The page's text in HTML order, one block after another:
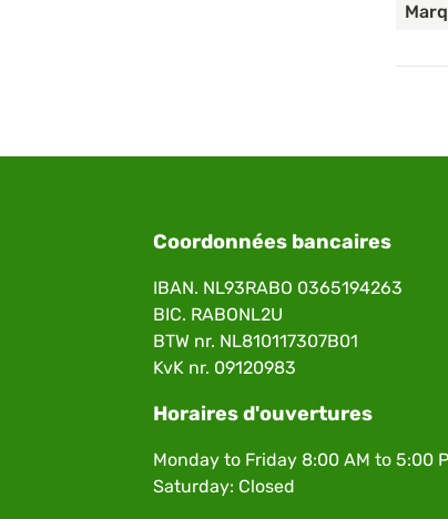
Coordonnées bancaires
IBAN. NL93RABO 0365194263
BIC. RABONL2U
BTW nr. NL810117307B01
KvK nr. 09120983
Horaires d'ouvertures
Monday to Friday 8:00 AM to 5:00
Saturday: Closed